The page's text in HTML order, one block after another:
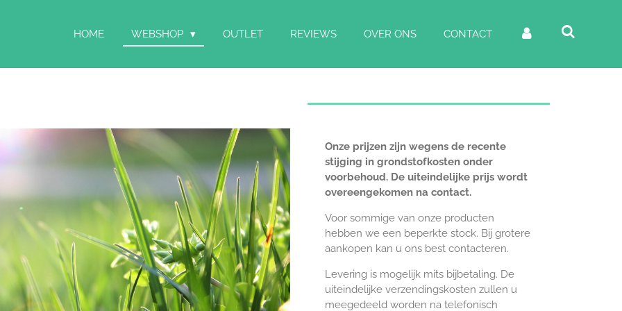
HOME WEBSHOP OUTLET REVIEWS OVER ONS CONTACT
Onze prijzen zijn wegens de recente
stijging in grondstofkosten onder
voorbehoud. De uiteindelijke prijs wordt
overeengekomen na contact.
Voor sommige van onze producten
hebben we een beperkte stock. Bij grotere
aankopen kan u ons best contacteren.
Levering is mogelijk mits bijbetaling. De
uiteindelijke verzendingskosten zullen u
meegedeeld worden na telefonisch